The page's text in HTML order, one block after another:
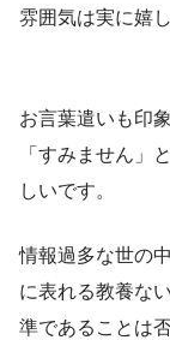
雰囲気は実に嬉
お言葉遣いも印
「すみません」
しいです。
情報過多な世の
に表れる教養な
準であることは